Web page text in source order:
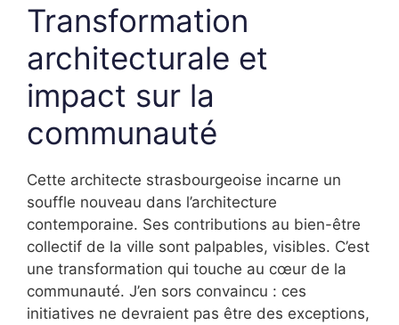
Transformation
architecturale et
impact sur la
communauté
Cette architecte strasbourgeoise incarne un
souffle nouveau dans l’architecture
contemporaine. Ses contributions au bien-être
collectif de la ville sont palpables, visibles. C’est
une transformation qui touche au cœur de la
communauté. J’en sors convaincu : ces
initiatives ne devraient pas être des exceptions,